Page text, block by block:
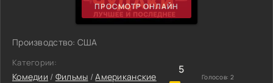
ПРОСМОТР ОНЛАЙН
Производство: США
Категории:
Комедии / Фильмы /Американские
5
Голосов: 2